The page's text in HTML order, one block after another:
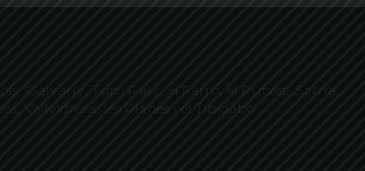
Galvany, Turó Parc, el Farró, el Putxet, Sarrià,
Vallvidrera, les Planes i el Tibidabo